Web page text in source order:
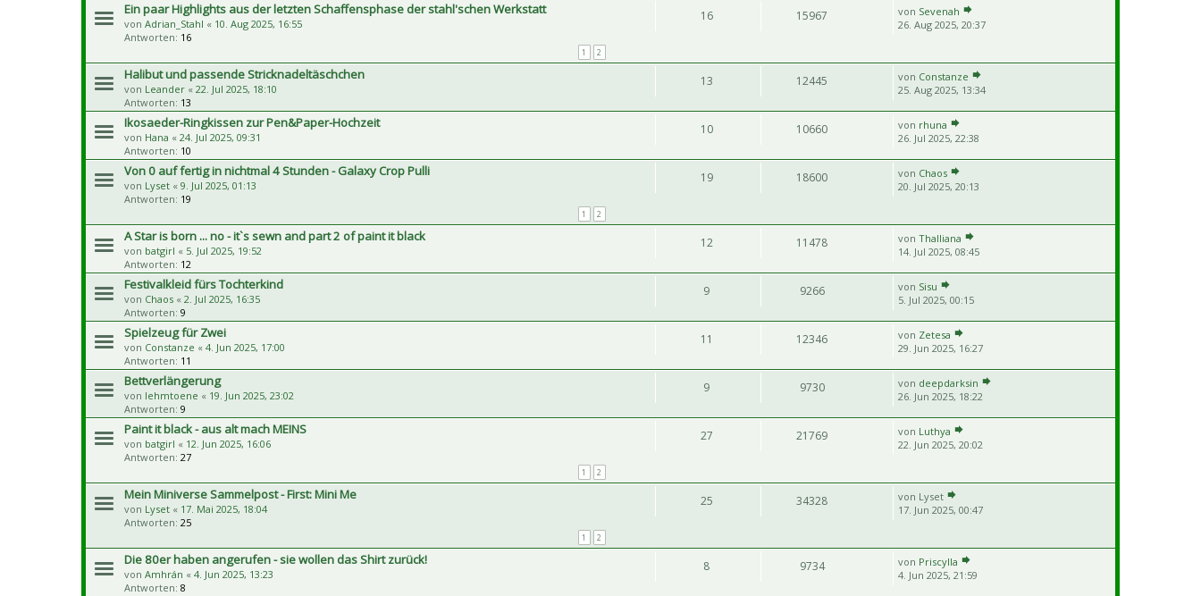
Ein paar Highlights aus der letzten Schaffensphase der stahl'schen Werkstatt
von Adrian_Stahl « 10. Aug 2025, 16:55
Antworten: 16
1 2
16 15967 von Sevenah
26. Aug 2025, 20:37
Halibut und passende Stricknadeltäschchen
von Leander « 22. Jul 2025, 18:10
Antworten: 13
13 12445 von Constanze
25. Aug 2025, 13:34
Ikosaeder-Ringkissen zur Pen&Paper-Hochzeit
von Hana « 24. Jul 2025, 09:31
Antworten: 10
10 10660 von rhuna
26. Jul 2025, 22:38
Von 0 auf fertig in nichtmal 4 Stunden - Galaxy Crop Pulli
von Lyset « 9. Jul 2025, 01:13
Antworten: 19
1 2
19 18600 von Chaos
20. Jul 2025, 20:13
A Star is born ... no - it`s sewn and part 2 of paint it black
von batgirl « 5. Jul 2025, 19:52
Antworten: 12
12 11478 von Thalliana
14. Jul 2025, 08:45
Festivalkleid fürs Tochterkind
von Chaos « 2. Jul 2025, 16:35
Antworten: 9
9 9266 von Sisu
5. Jul 2025, 00:15
Spielzeug für Zwei
von Constanze « 4. Jun 2025, 17:00
Antworten: 11
11 12346 von Zetesa
29. Jun 2025, 16:27
Bettverlängerung
von lehmtoene « 19. Jun 2025, 23:02
Antworten: 9
9 9730 von deepdarksin
26. Jun 2025, 18:22
Paint it black - aus alt mach MEINS
von batgirl « 12. Jun 2025, 16:06
Antworten: 27
1 2
27 21769 von Luthya
22. Jun 2025, 20:02
Mein Miniverse Sammelpost - First: Mini Me
von Lyset « 17. Mai 2025, 18:04
Antworten: 25
1 2
25 34328 von Lyset
17. Jun 2025, 00:47
Die 80er haben angerufen - sie wollen das Shirt zurück!
von Amhrán « 4. Jun 2025, 13:23
Antworten: 8
8 9734 von Priscylla
4. Jun 2025, 21:59